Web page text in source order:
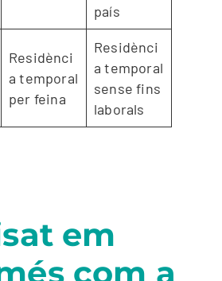
país
Residènci
a temporal
per feina
Residènci
a temporal
sense fins
laborals
em
com a